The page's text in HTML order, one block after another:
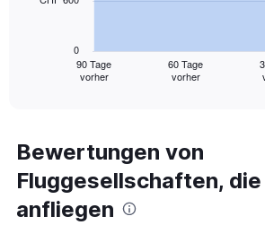
Range:
91
categories.
The
chart
90 Tage
vorher
60 Tage
vorher
0
Bewertungen von
Fluggesellschaften, die
anfliegen